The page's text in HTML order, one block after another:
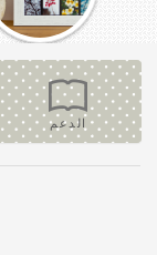
الدعم